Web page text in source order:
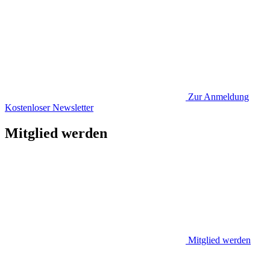
Zur Anmeldung
Kostenloser Newsletter
Mitglied werden
Mitglied werden